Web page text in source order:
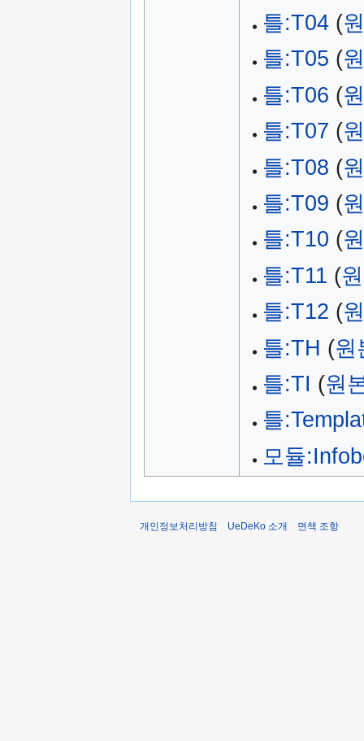
틀:T04(
틀:T05 (
틀:T06 (
틀:T07 (
틀:T08 (
틀:T09 (
틀:T10 (
틀:T11 (
틀:T12 (
틀:TH (원
틀:TI (원
틀
모듈
개인정보처리방침 UeDeKo 소개 면책 조항